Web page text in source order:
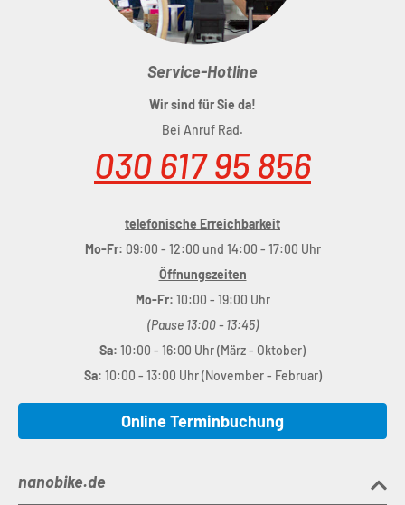
Service-Hotline
Wir sind für Sie da!
Bei Anruf Rad.
030 617 95 856
telefonische Erreichbarkeit
Mo-Fr: 09:00 - 12:00 und 14:00 - 17:00 Uhr
Öffnungszeiten
Mo-Fr: 10:00 - 19:00 Uhr
(Pause 13:00 - 13:45)
Sa: 10:00 - 16:00 Uhr (März - Oktober)
Sa: 10:00 - 13:00 Uhr (November - Februar)
Online Terminbuchung
nanobike.de